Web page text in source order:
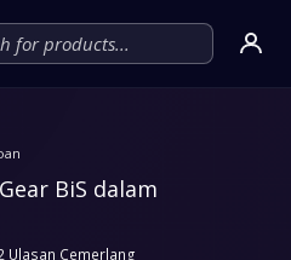
BiS dalam
Ulasan Cemerlang